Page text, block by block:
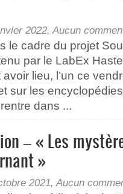
2022,Aucun
le cadre du projet
par le LabEx
avoir lieu, l’un ce
sur les
dans ...
– « Les
»
2021,Aucun